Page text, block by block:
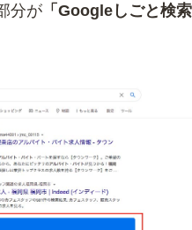
分が 「Googleしごと検索